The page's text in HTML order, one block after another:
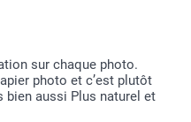
sur chaque photo.
photo et c’est plutôt
aussi Plus naturel et